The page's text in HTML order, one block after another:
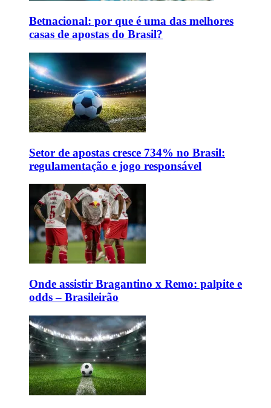
Betnacional: por que é uma das melhores
casas de apostas do Brasil?
Setor de apostas cresce 734% no Brasil:
regulamentação e jogo responsável
Onde assistir Bragantino x Remo: palpite e
odds – Brasileirão